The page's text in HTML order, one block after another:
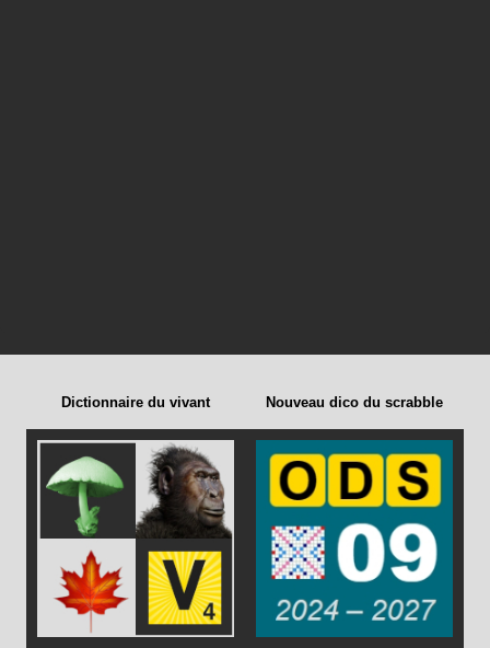
Dictionnaire du vivant Nouveau dico du scrabble